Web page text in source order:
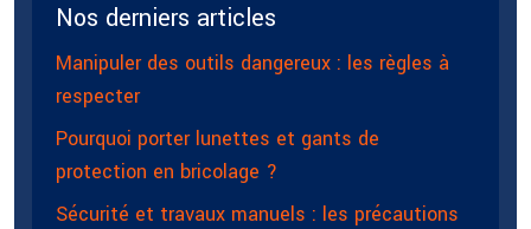
Nos derniers articles
Manipuler des outils dangereux : les règles à
respecter
Pourquoi porter lunettes et gants de
protection en bricolage ?
Sécurité et travaux manuels : les précautions